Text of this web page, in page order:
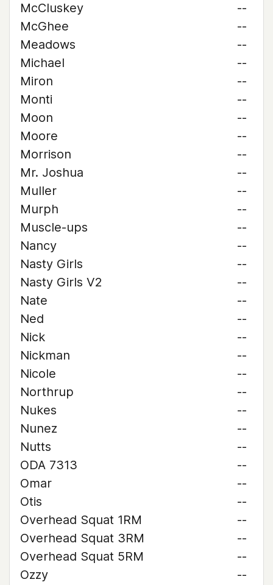
McCluskey
--
McGhee
--
Meadows
--
Michael
--
Miron
--
Monti
--
Moon
--
Moore
--
Morrison
--
Mr. Joshua
--
Muller
--
Murph
--
Muscle-ups
--
Nancy
--
Nasty Girls
--
Nasty Girls V2
--
Nate
--
Ned
--
Nick
--
Nickman
--
Nicole
--
Northrup
--
Nukes
--
Nunez
--
Nutts
--
ODA 7313
--
Omar
--
Otis
--
Overhead Squat 1RM
--
Overhead Squat 3RM
--
Overhead Squat 5RM
--
Ozzy
--